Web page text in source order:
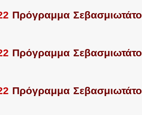
Πρόγραμμα
Πρόγραμμα
Πρόγραμμα